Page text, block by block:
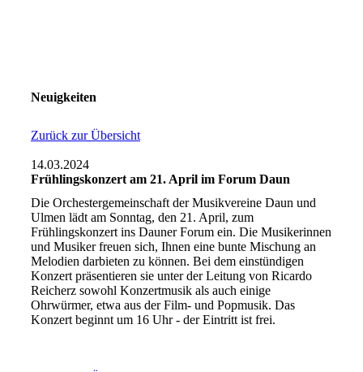
Neuigkeiten
Zurück zur Übersicht
14.03.2024
Frühlingskonzert am 21. April im Forum Daun
Die Orchestergemeinschaft der Musikvereine Daun und
Ulmen lädt am Sonntag, den 21. April, zum
Frühlingskonzert ins Dauner Forum ein. Die Musikerinnen
und Musiker freuen sich, Ihnen eine bunte Mischung an
Melodien darbieten zu können. Bei dem einstündigen
Konzert präsentieren sie unter der Leitung von Ricardo
Reicherz sowohl Konzertmusik als auch einige
Ohrwürmer, etwa aus der Film- und Popmusik. Das
Konzert beginnt um 16 Uhr - der Eintritt ist frei.